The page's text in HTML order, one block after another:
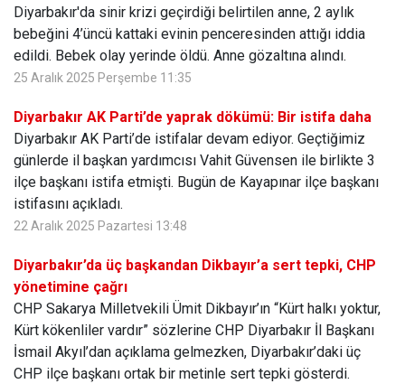
Diyarbakır'da sinir krizi geçirdiği belirtilen anne, 2 aylık
bebeğini 4’üncü kattaki evinin penceresinden attığı iddia
edildi. Bebek olay yerinde öldü. Anne gözaltına alındı.
25 Aralık 2025 Perşembe 11:35
Diyarbakır AK Parti’de yaprak dökümü: Bir istifa daha
Diyarbakır AK Parti’de istifalar devam ediyor. Geçtiğimiz
günlerde il başkan yardımcısı Vahit Güvensen ile birlikte 3
ilçe başkanı istifa etmişti. Bugün de Kayapınar ilçe başkanı
istifasını açıkladı.
22 Aralık 2025 Pazartesi 13:48
Diyarbakır’da üç başkandan Dikbayır’a sert tepki, CHP
yönetimine çağrı
CHP Sakarya Milletvekili Ümit Dikbayır’ın “Kürt halkı yoktur,
Kürt kökenliler vardır” sözlerine CHP Diyarbakır İl Başkanı
İsmail Akyıl’dan açıklama gelmezken, Diyarbakır’daki üç
CHP ilçe başkanı ortak bir metinle sert tepki gösterdi.